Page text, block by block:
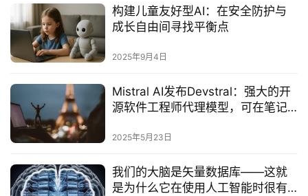
构建儿童友好型AI：在安全防护与
成长自由间寻找平衡点‌
2025年9月4日
Mistral AI发布Devstral：强大的开
源软件工程师代理模型，可在笔记
2025年5月23日
我们的大脑是矢量数据库——这就
是为什么它在使用人工智能时很有